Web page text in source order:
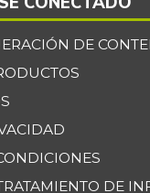
DE
DE